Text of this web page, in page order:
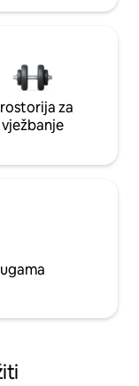
za
vježbanje